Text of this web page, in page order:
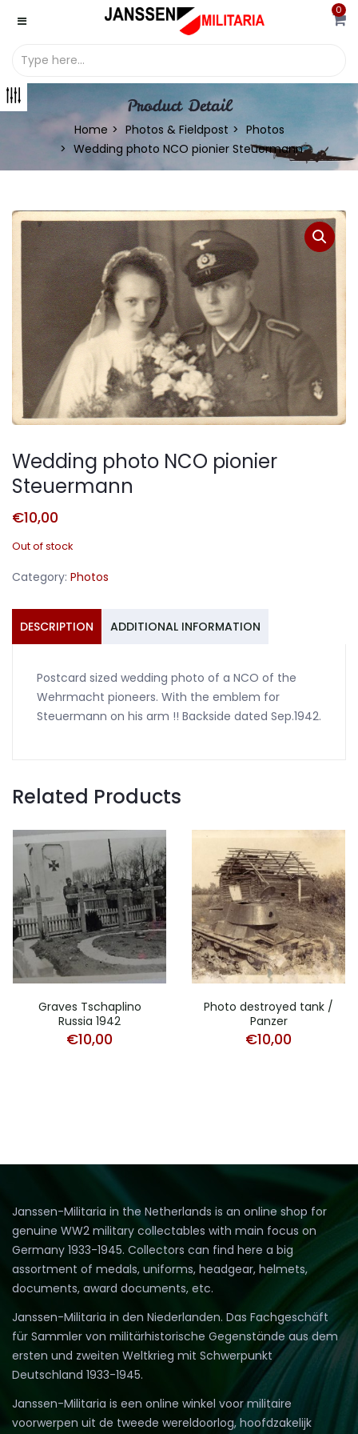
0
Product Detail
Home Photos & Fieldpost
Photos
Wedding photo NCO pionier Steuermann
Wedding photo NCO pionier
Steuermann
€10,00
Out of stock
Category: Photos
DESCRIPTION ADDITIONAL INFORMATION
Postcard sized wedding photo of a NCO of the
Wehrmacht pioneers. With the emblem for
Steuermann on his arm !! Backside dated Sep.1942.
Related Products
Graves Tschaplino
Russia 1942
€10,00
Photo destroyed tank /
Panzer
€10,00
Janssen-Militaria in the Netherlands is an online shop for
genuine WW2 military collectables with main focus on
Germany 1933-1945. Collectors can find here a big
assortment of medals, uniforms, headgear, helmets,
documents, award documents, etc.
Janssen-Militaria in den Niederlanden. Das Fachgeschäft
für Sammler von militärhistorische Gegenstände aus dem
ersten und zweiten Weltkrieg mit Schwerpunkt
Deutschland 1933-1945.
Janssen-Militaria is een online winkel voor militaire
voorwerpen uit de tweede wereldoorlog, hoofdzakelijk